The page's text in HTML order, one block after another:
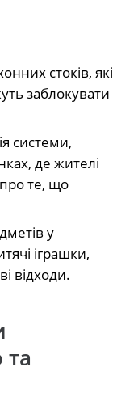
стоків, які
заблокувати
системи,
де жителі
те, що
у
іграшки,
відходи.